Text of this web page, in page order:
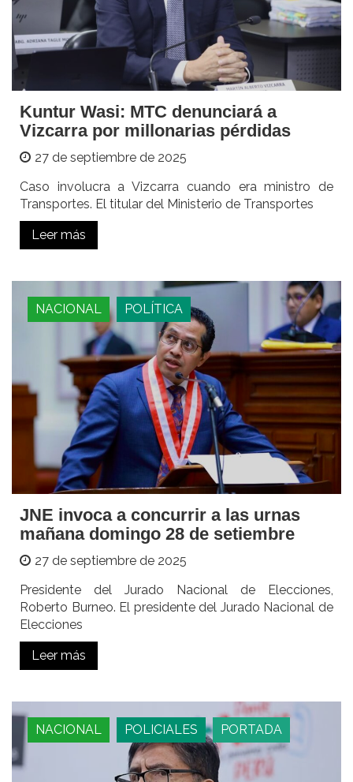
Kuntur Wasi: MTC denunciará a
Vizcarra por millonarias pérdidas
27 de septiembre de 2025
Caso involucra a Vizcarra cuando era ministro de
Transportes. El titular del Ministerio de Transportes
Leer más
NACIONAL POLÍTICA
JNE invoca a concurrir a las urnas
mañana domingo 28 de setiembre
27 de septiembre de 2025
Presidente del Jurado Nacional de Elecciones,
Roberto Burneo. El presidente del Jurado Nacional de
Elecciones
Leer más
NACIONAL POLICIALES PORTADA